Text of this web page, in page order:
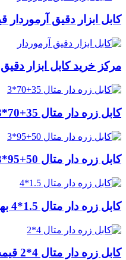
کابل ابزار دقیق آرموردار
مرکز خرید کابل ابزار دقیق
کابل زره دار متال 35+70*3 فروش عمده
کابل زره دار متال 50+95*3 قیمت روز
کابل زره دار متال 1.5*4 بهترین قیمت
کابل زره دار متال 4*2 قیمت خرید